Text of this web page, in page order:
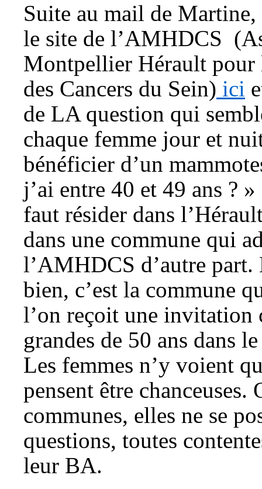
Suite au mail de
le site de l’AMHDCS
Montpellier Hérault pour
des Cancers du Sein) ici
de LA question qui
chaque femme jour et
bénéficier d’un
j’ai entre 40 et 49 ans ?
faut résider dans
dans une commune qui
l’AMHDCS d’autre part.
bien, c’est la commune
l’on reçoit une invitation
grandes de 50 ans dans
Les femmes n’y voient
pensent être chanceuses.
communes, elles ne se
questions, toutes
leur BA.